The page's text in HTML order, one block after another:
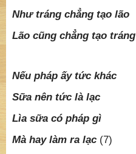
Như tráng chẳng tạo lão
Lão cũng chẳng tạo tráng
Nếu pháp ấy tức khác
Sữa nên tức là lạc
Lìa sữa có pháp gì
Mà hay làm ra lạc (7)